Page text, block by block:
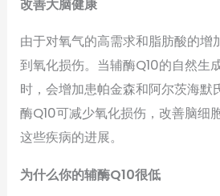
改善大脑健康
由于对氧气的高需求和脂肪酸的增
到氧化损伤。当辅酶Q10的自然生
时，会增加患帕金森和阿尔茨海默
酶Q10可减少氧化损伤，改善脑细
这些疾病的进展。
为什么你的辅酶Q10很低